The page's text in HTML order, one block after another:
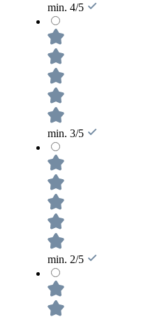
min. 4/5
min. 3/5
min. 2/5